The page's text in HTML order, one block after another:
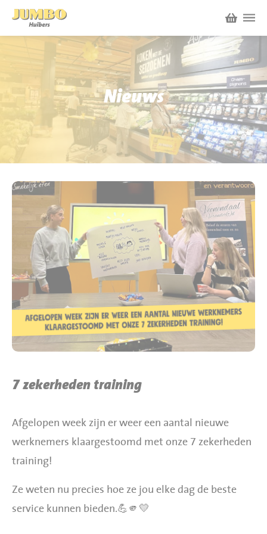
Winkels
P.W.A. Park
Bruïneplein
Nieuws
Acties
Werken bij Jumbo Huibers
Vacatures en Solliciteren
Werken en leren
Jumbo.com
BBQ gigant webshop
Jumbo Huibers Specials
Nieuws
7 zekerheden training
Afgelopen week zijn er weer een aantal nieuwe
werknemers klaargestoomd met onze 7 zekerheden
training!
Ze weten nu precies hoe ze jou elke dag de beste
service kunnen bieden.💪🫵💛